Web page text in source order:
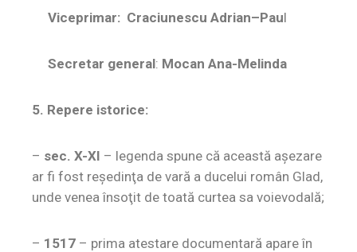
Viceprimar: Craciunescu Adrian–Paul
Secretar general: Mocan Ana-Melinda
5. Repere istorice:
– sec. X-XI – legenda spune că această aşezare
ar fi fost reşedinţa de vară a ducelui român Glad,
unde venea însoţit de toată curtea sa voievodală;
– 1517 – prima atestare documentară apare în